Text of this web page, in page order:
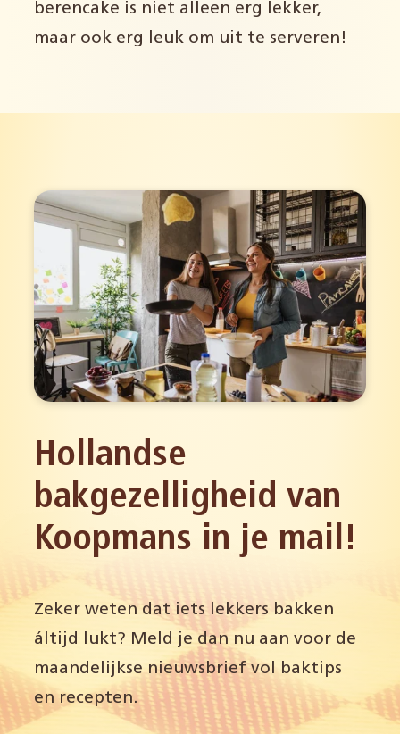
berencake is niet alleen erg lekker,
maar ook erg leuk om uit te serveren!
Hollandse
bakgezelligheid van
Koopmans in je mail!
Zeker weten dat iets lekkers bakken
áltijd lukt? Meld je dan nu aan voor de
maandelijkse nieuwsbrief vol baktips
en recepten.